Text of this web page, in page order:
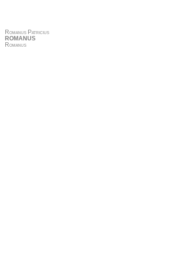
Romanus Patricius
ROMANUS
Romanus